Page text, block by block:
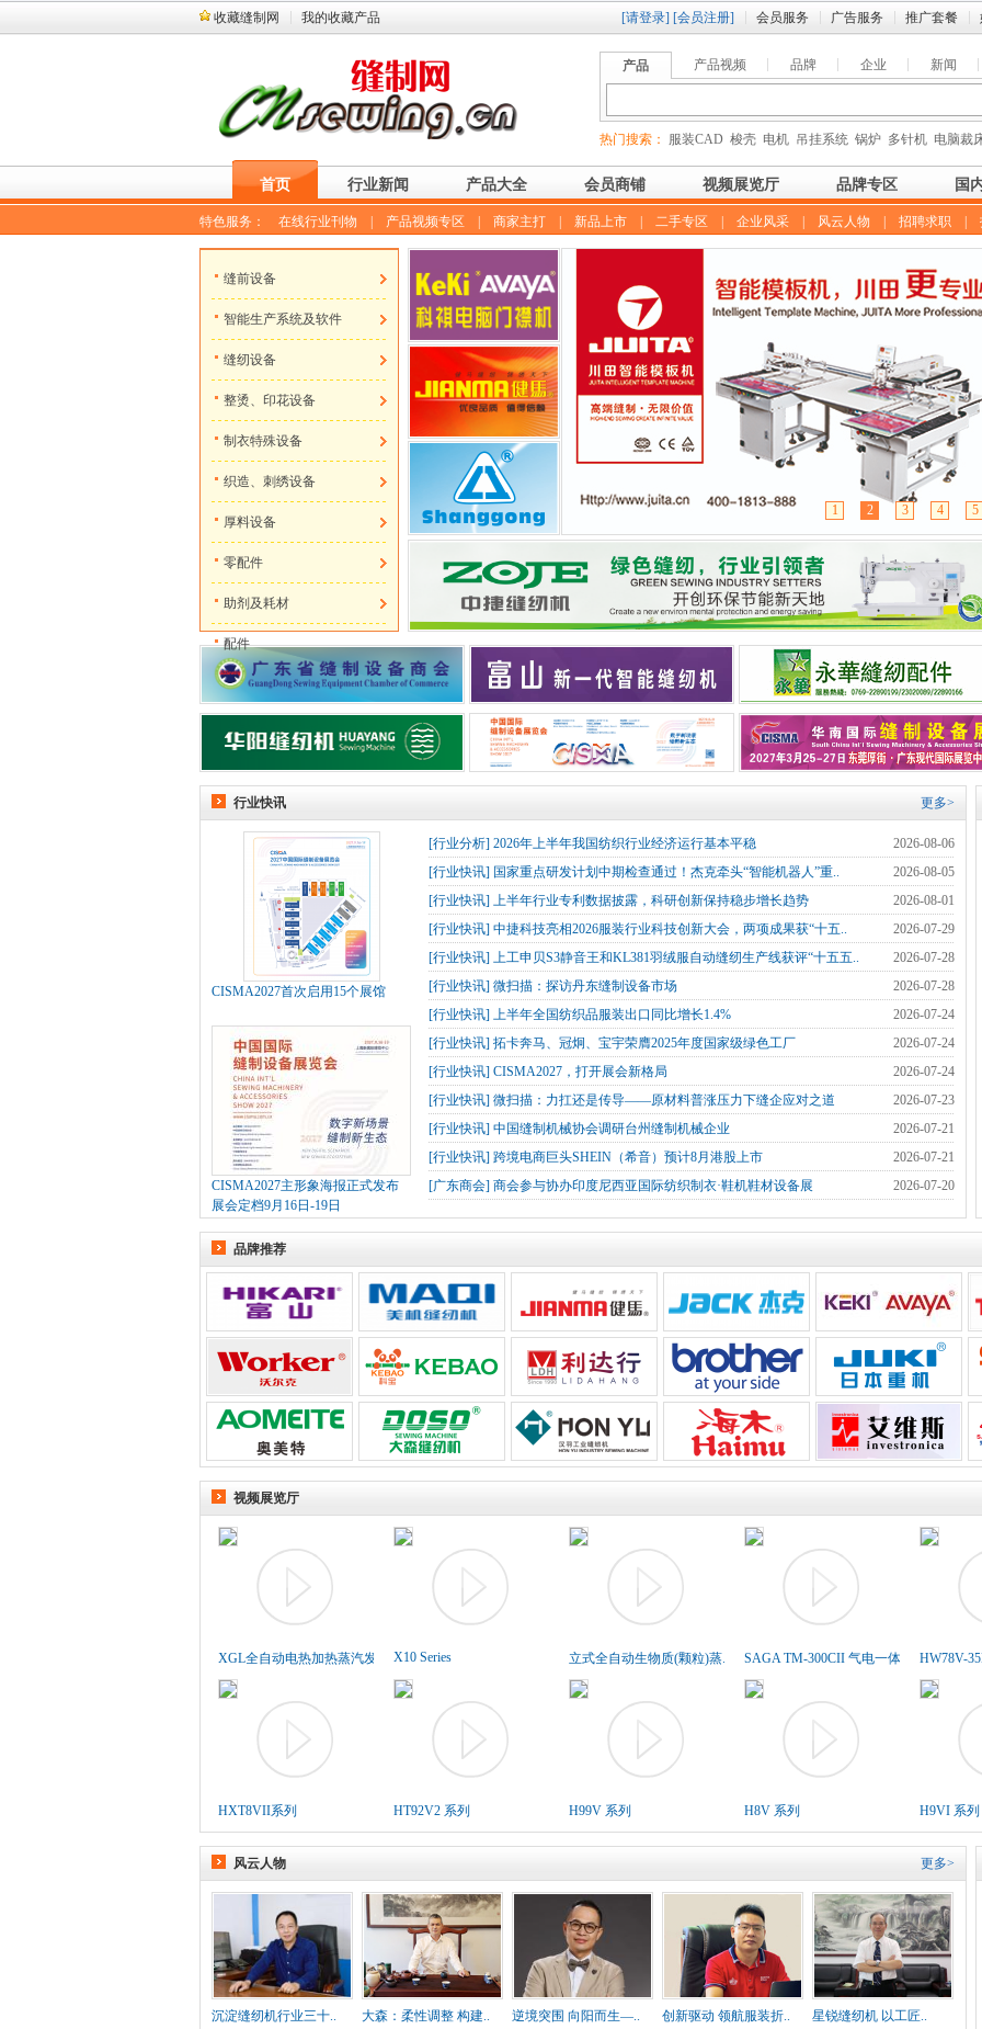
收藏缝制网 我的收藏产品 [请登录] [会员注册] 会员服务 广告服务 推广套餐
产品 产品视频 品牌 企业 新闻
热门搜索： 服装CAD 梭壳 电机 吊挂系统 锅炉 多针机 电脑裁
首页 行业新闻 产品大全 会员商铺 视频展览厅 品牌专区 国
特色服务： 在线行业刊物 产品视频专区 商家主打 新品上市 二手专区 企业风采 风云人物 招聘求职
缝前设备
智能生产系统及软件
缝纫设备
整烫、印花设备
制衣特殊设备
织造、刺绣设备
厚料设备
零配件
助剂及耗材
配件
1 2 3 4 5
更多>
行业快讯
CISMA2027首次启用15个展馆
CISMA2027主形象海报正式发布
展会定档9月16日-19日
2026-08-06
[行业分析] 2026年上半年我国纺织行业经济运行基本平稳
2026-08-05
[行业快讯] 国家重点研发计划中期检查通过！杰克牵头“智能机器人”重..
2026-08-01
[行业快讯] 上半年行业专利数据披露，科研创新保持稳步增长趋势
2026-07-29
[行业快讯] 中捷科技亮相2026服装行业科技创新大会，两项成果获“十五..
2026-07-28
[行业快讯] 上工申贝S3静音王和KL381羽绒服自动缝纫生产线获评“十五五..
2026-07-28
[行业快讯] 微扫描：探访丹东缝制设备市场
2026-07-24
[行业快讯] 上半年全国纺织品服装出口同比增长1.4%
2026-07-24
[行业快讯] 拓卡奔马、冠炯、宝宇荣膺2025年度国家级绿色工厂
2026-07-24
[行业快讯] CISMA2027，打开展会新格局
2026-07-23
[行业快讯] 微扫描：力扛还是传导——原材料普涨压力下缝企应对之道
2026-07-21
[行业快讯] 中国缝制机械协会调研台州缝制机械企业
2026-07-21
[行业快讯] 跨境电商巨头SHEIN（希音）预计8月港股上市
2026-07-20
[广东商会] 商会参与协办印度尼西亚国际纺织制衣·鞋机鞋材设备展
品牌推荐
视频展览厅
XGL全自动电热加热蒸汽发生..X10 Series 立式全自动生物质(颗粒)蒸.. SAGA TM-300CII 气电一体胶..HW78V-
HXT8VII系列 HT92V2 系列 H99V 系列 H8V 系列 H9VI 系列
更多>
风云人物
沉淀缝纫机行业三十.. 大森：柔性调整 构建.. 逆境突围 向阳而生—.. 创新驱动 领航服装折.. 星锐缝纫机 以工匠..